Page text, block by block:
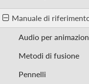
Manuale di
Audio per
Metodi di fusione
Pennelli